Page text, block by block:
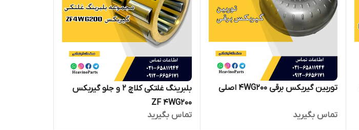
توربین گیربکس برقی 4WG200 اصلی
تماس بگیرید
بلبرینگ غلتکی کلاچ 2 و جلو گیربکس
ZF 4WG200
تماس بگیرید